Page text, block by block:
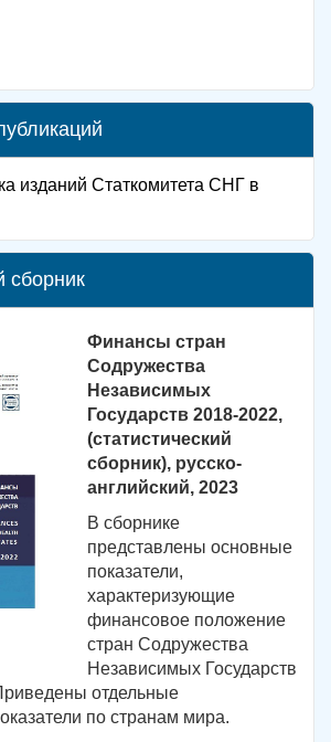
изданий Статкомитета СНГ в
сборник
Финансы стран
Содружества
Независимых
Государств 2018-2022,
(статистический
сборник), русско-
английский, 2023
В сборнике
представлены основные
показатели,
характеризующие
финансовое положение
стран Содружества
Независимых Государств
отдельные
по странам мира.